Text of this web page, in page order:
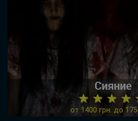
Сияние
★ ★ ★ ★
от 1400 грн. до